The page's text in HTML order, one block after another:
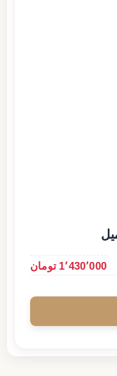
1٬430٬000 تومان